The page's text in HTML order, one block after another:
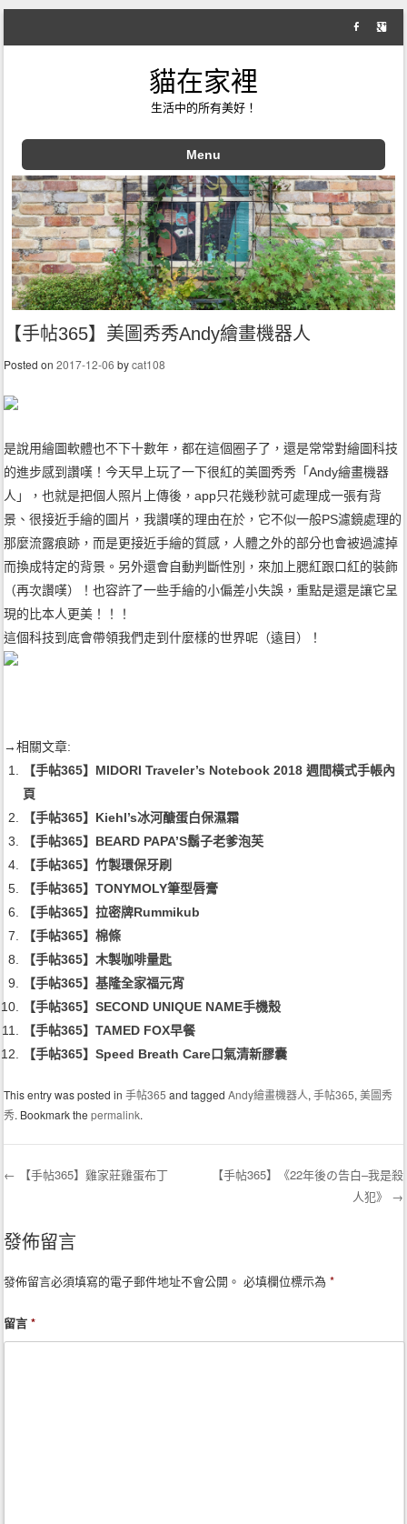
貓在家裡
生活中的所有美好！
Menu
Skip to content
【手帖365】美圖秀秀Andy繪畫機器人
Posted on2017-12-06 bycat108
是說用繪圖軟體也不下十數年，都在這個圈子了，還是常常對繪圖科技
的進步感到讚嘆！今天早上玩了一下很紅的美圖秀秀「Andy繪畫機器
人」，也就是把個人照片上傳後，app只花幾秒就可處理成一張有背
景、很接近手繪的圖片，我讚嘆的理由在於，它不似一般PS濾鏡處理的
那麼流露痕跡，而是更接近手繪的質感，人體之外的部分也會被過濾掉
而換成特定的背景。另外還會自動判斷性別，來加上腮紅跟口紅的裝飾
（再次讚嘆）！也容許了一些手繪的小偏差小失誤，重點是還是讓它呈
現的比本人更美！！！
這個科技到底會帶領我們走到什麼樣的世界呢（遠目）！
→相關文章:
【手帖365】MIDORI Traveler’s Notebook 2018 週間橫式手帳內
頁
【手帖365】Kiehl’s冰河醣蛋白保濕霜
【手帖365】BEARD PAPA’S鬍子老爹泡芙
【手帖365】竹製環保牙刷
【手帖365】TONYMOLY筆型唇膏
【手帖365】拉密牌Rummikub
【手帖365】棉條
【手帖365】木製咖啡量匙
【手帖365】基隆全家福元宵
【手帖365】SECOND UNIQUE NAME手機殼
【手帖365】TAMED FOX早餐
【手帖365】Speed Breath Care口氣清新膠囊
This entry was posted in手帖365 and taggedAndy繪畫機器人,手帖365,美圖秀
秀. Bookmark thepermalink.
← 【手帖365】雞家莊雞蛋布丁
【手帖365】《22年後の告白–我是殺
人犯》 →
發佈留言
發佈留言必須填寫的電子郵件地址不會公開。 必填欄位標示為*
留言*